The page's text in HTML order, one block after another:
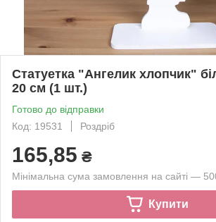
Статуетка "Ангелик хлопчик"
20 см (1 шт.)
Готово до відправки
Код: 19531
Роздріб
165,85 ₴
Мінімальна сума замовлення на сайті —
Купити